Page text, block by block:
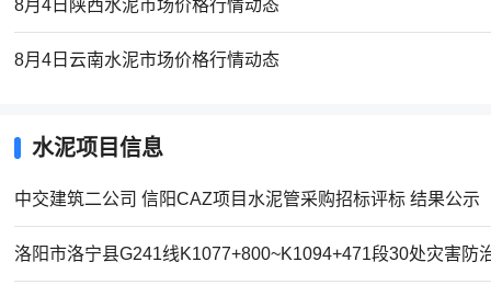
8月4日陕西水泥市场价格行情动态
8月4日云南水泥市场价格行情动态
水泥项目信息
中交建筑二公司 信阳CAZ项目水泥管采购招标评标 结果公示
洛阳市洛宁县G241线K1077+800~K1094+471段30处灾害防